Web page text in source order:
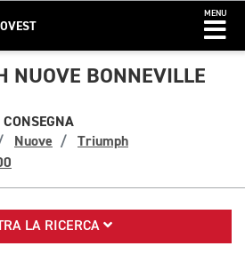
MENU
NUOVE BONNEVILLE
Nuove
Triumph
LA RICERCA